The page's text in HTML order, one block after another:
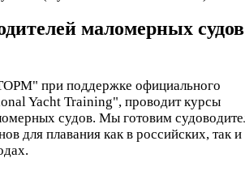
маломерных судов
при поддержке официального
Yacht Training", проводит курсы
судов. Мы готовим
для плавания как в российских, так и